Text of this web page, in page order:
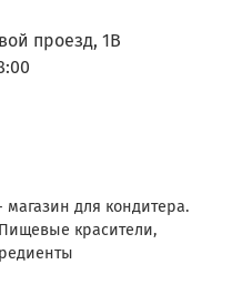
проезд, 1В
для кондитера.
красители,